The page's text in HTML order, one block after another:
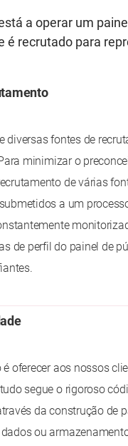
a operar um
é recrutado para
diversas fontes de
minimizar o
de várias
a um
de perfil do painel de
oferecer aos nossos
segue o rigoroso
da construção de
ou